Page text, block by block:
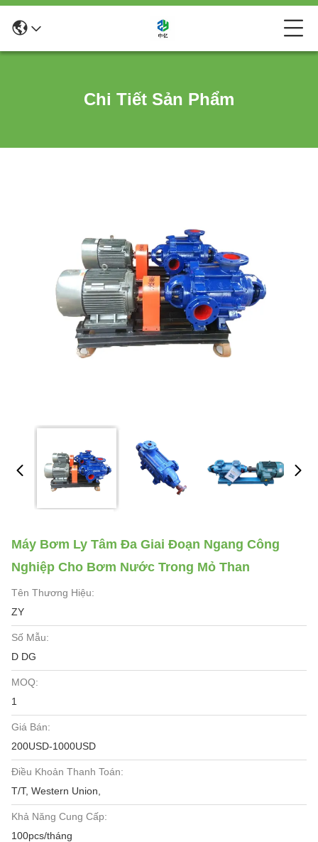
Chi Tiết Sản Phẩm
Máy Bơm Ly Tâm Đa Giai Đoạn Ngang Công
Nghiệp Cho Bơm Nước Trong Mỏ Than
Tên Thương Hiệu:
ZY
Số Mẫu:
D DG
MOQ:
1
Giá Bán:
200USD-1000USD
Điều Khoản Thanh Toán:
T/T, Western Union,
Khả Năng Cung Cấp:
100pcs/tháng